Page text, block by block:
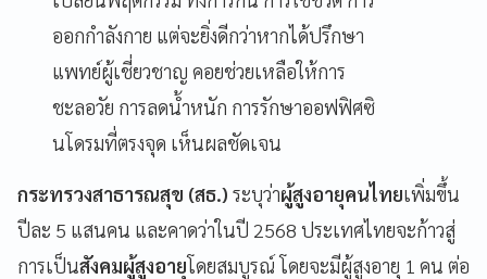
ออกกำลังกาย แต่จะยิ่งดีกว่าหากได้ปรึกษา
แพทย์ผู้เชี่ยวชาญ คอยช่วยเหลือให้การ
ชะลอวัย การลดน้ำหนัก การรักษาออฟฟิศซิ
นโดรมที่ตรงจุด เห็นผลชัดเจน
กระทรวงสาธารณสุข (สธ.) ระบุว่าผู้สูงอายุคนไทยเพิ่มขึ้น
ปีละ 5 แสนคน และคาดว่าในปี 2568 ประเทศไทยจะก้าวสู่
การเป็นสังคมผู้สูงอายุโดยสมบูรณ์ โดยจะมีผู้สูงอายุ 1 คน ต่อ